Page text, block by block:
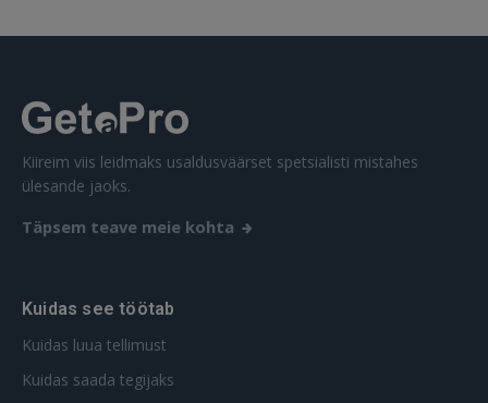
Kiireim viis leidmaks usaldusväärset spetsialisti mistahes
ülesande jaoks.
Täpsem teave meie kohta
Kuidas see töötab
Kuidas luua tellimust
Kuidas saada tegijaks